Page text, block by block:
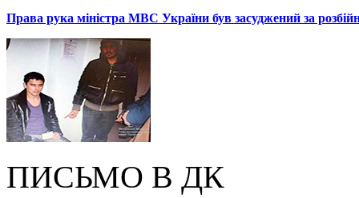
Права рука міністра МВС України був засуджений за
ПИСЬМО В ДК